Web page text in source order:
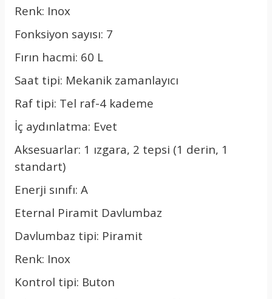
Renk: Inox
Fonksiyon sayısı: 7
Fırın hacmi: 60 L
Saat tipi: Mekanik zamanlayıcı
Raf tipi: Tel raf-4 kademe
İç aydınlatma: Evet
Aksesuarlar: 1 ızgara, 2 tepsi (1 derin, 1
standart)
Enerji sınıfı: A
Eternal Piramit Davlumbaz
Davlumbaz tipi: Piramit
Renk: Inox
Kontrol tipi: Buton